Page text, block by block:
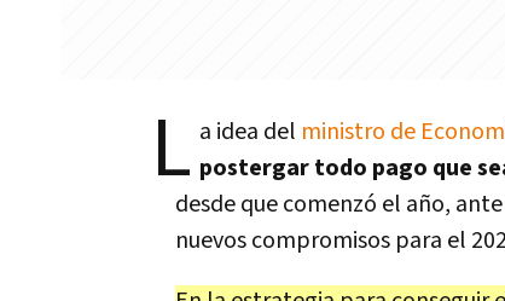
L a idea del ministro de
postergar todo pago que
desde que comenzó el año,
nuevos compromisos para el